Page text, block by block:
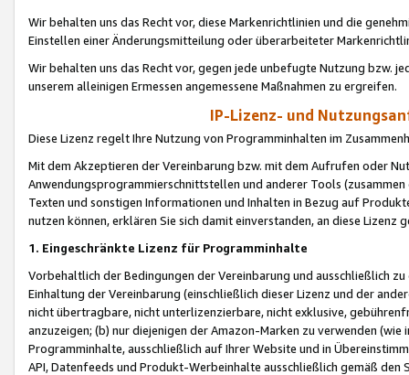
Wir behalten uns das Recht vor, diese Markenrichtlinien und die
Einstellen einer Änderungsmitteilung oder überarbeiteter
Wir behalten uns das Recht vor, gegen jede unbefugte Nutzung bzw.
unserem alleinigen Ermessen angemessene Maßnahmen zu ergreifen.
IP-Lizenz- und
Diese Lizenz regelt Ihre Nutzung von Programminhalten im
Mit dem Akzeptieren der Vereinbarung bzw. mit dem Aufrufen oder
Anwendungsprogrammierschnittstellen und anderer Tools (zusammen
Texten und sonstigen Informationen und Inhalten in Bezug auf
nutzen können, erklären Sie sich damit einverstanden, an diese Lizenz
1. Eingeschränkte Lizenz für Programminhalte
Vorbehaltlich der Bedingungen der Vereinbarung und ausschließlich
Einhaltung der Vereinbarung (einschließlich dieser Lizenz und der
nicht übertragbare, nicht unterlizenzierbare, nicht exklusive,
anzuzeigen; (b) nur diejenigen der Amazon-Marken zu verwenden
Programminhalte, ausschließlich auf Ihrer Website und in
API, Datenfeeds und Produkt-Werbeinhalte ausschließlich gemäß